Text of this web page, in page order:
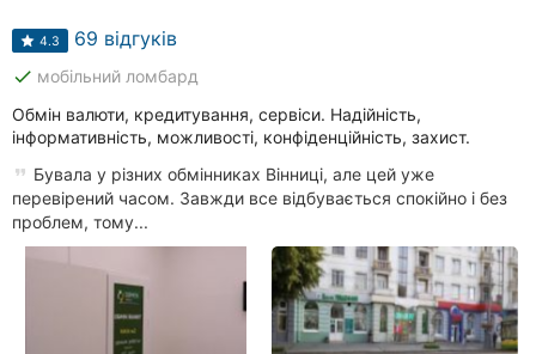
4.3 69 відгуків
done мобільний ломбард
Обмін валюти, кредитування, сервіси. Надійність,
інформативність, можливості, конфіденційність, захист.
Бувала у різних обмінниках Вінниці, але цей уже
перевірений часом. Завжди все відбувається спокійно і без
проблем, тому...